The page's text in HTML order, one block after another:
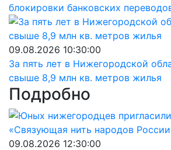
блокировки банковских
09.08.2026 10:30:00
За пять лет в Нижегородской
свыше 8,9 млн кв. метров жилья
Подробно
09.08.2026 12:30:00